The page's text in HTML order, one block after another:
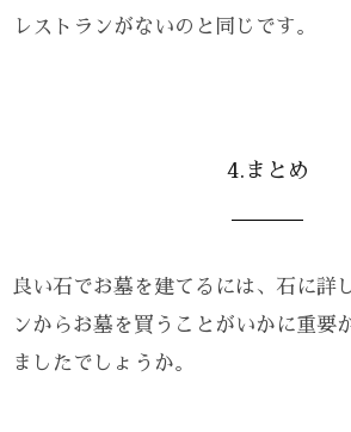
レストランがないのと同じです。
4.まとめ
良い石でお墓を建てるには、石に詳
ンからお墓を買うことがいかに重要
ましたでしょうか。